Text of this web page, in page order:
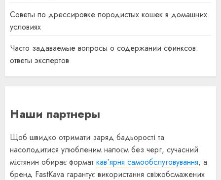
Советы по дрессировке породистых кошек в домашних
условиях
Часто задаваемые вопросы о содержании сфинксов:
ответы экспертов
Наши партнеры
Щоб швидко отримати заряд бадьорості та
насолодитися улюбленим напоєм без черг, сучасний
містянин обирає формат кавʼярня самообслуговування, а
бренд FastKava гарантує використання свіжобсмажених